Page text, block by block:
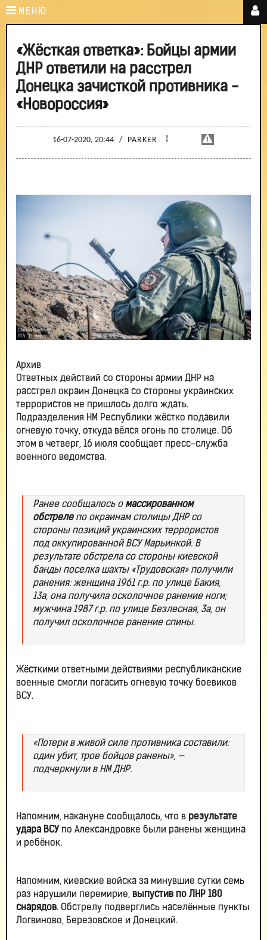
МЕНЮ
«Жёсткая ответка»: Бойцы армии
ДНР ответили на расстрел
Донецка зачисткой противника -
«Новороссия»
16-07-2020, 20:44 / PARKER ¦
Архив
Ответных действий со стороны армии ДНР на
расстрел окраин Донецка со стороны украинских
террористов не пришлось долго ждать.
Подразделения НМ Республики жёстко подавили
огневую точку, откуда вёлся огонь по столице. Об
этом в четверг, 16 июля сообщает пресс-служба
военного ведомства.
Ранее сообщалось о массированном
обстрелепо окраинам столицы ДНР со
стороны позиций украинских террористов
под оккупированной ВСУ Марьинкой. В
результате обстрела со стороны киевской
банды поселка шахты «Трудовская» получили
ранения: женщина 1961 г.р. по улице Бакия,
13а, она получила осколочное ранение ноги;
мужчина 1987 г.р. по улице Безлесная, 3а, он
получил осколочное ранение спины.
Жёсткими ответными действиями республиканские
военные смогли погасить огневую точку боевиков
ВСУ.
«Потери в живой силе противника составили:
один убит, трое бойцов ранены», —
подчеркнули в НМ ДНР.
Напомним, накануне сообщалось, что в результате
удара ВСУ по Александровке были ранены женщина
и ребёнок.
Напомним, киевские войска за минувшие сутки семь
раз нарушили перемирие, выпустив по ЛНР 180
снарядов. Обстрелу подверглись населённые пункты
Логвиново, Березовское и Донецкий.